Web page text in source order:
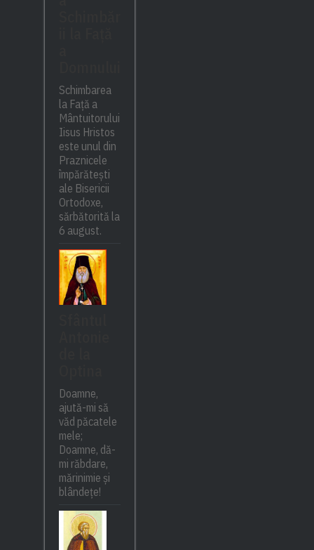
Schimbarea
la Față a
Mântuitorului
Iisus Hristos
este unul din
Praznicele
împărătești
ale Bisericii
Ortodoxe,
sărbătorită la
6 august.
Doamne,
ajută-mi să
văd păcatele
mele;
Doamne, dă-
mi răbdare,
mărinimie şi
blândeţe!